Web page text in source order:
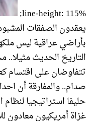
line-height: 115%;
يعقدون الصفقات
بأراضي عراقية ليس
التاريخ الحديث مثيلا..
تتفاوضان على اقتسام
صدام.. والمفارقة أن
حليفا استراتيجيا
غزاة أمريكيون معادون